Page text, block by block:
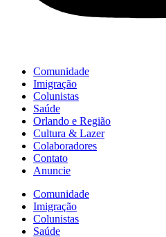
Comunidade
Imigração
Colunistas
Saúde
Orlando e Região
Cultura & Lazer
Colaboradores
Contato
Anuncie
Comunidade
Imigração
Colunistas
Saúde